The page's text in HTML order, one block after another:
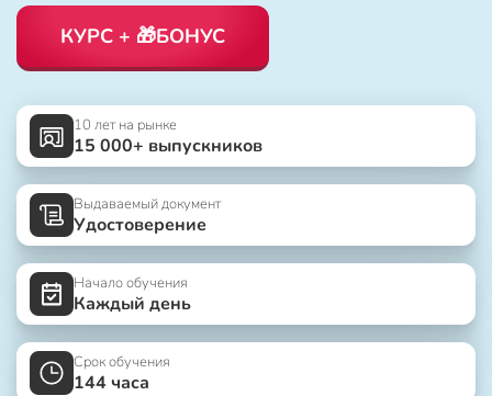
КУРС + 🎁БОНУС
10 лет на рынке
15 000+ выпускников
Выдаваемый документ
Удостоверение
Начало обучения
Каждый день
Срок обучения
144 часа